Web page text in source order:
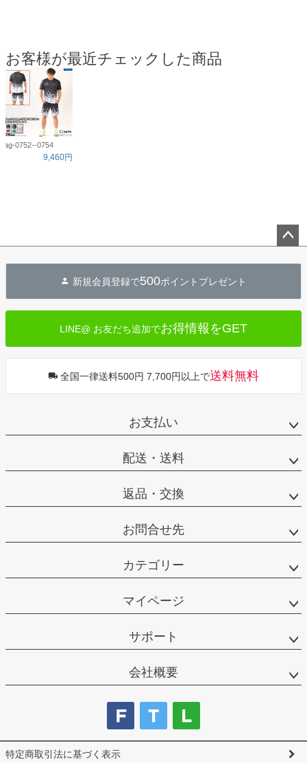
お客様が最近チェックした商品
ag-0752--0754
9,460円
へ
新規会員登録で500ポイントプレゼント
LINE@ お友だち追加でお得情報をGET
全国一律送料500円 7,700円以上で送料無料
お支払い
配送・送料
返品・交換
お問合せ先
カテゴリー
マイページ
サポート
会社概要
特定商取引法に基づく表示